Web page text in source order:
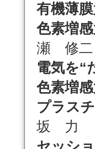
有機薄
色素増
瀬 修二
電気を“
色素増
プラス
坂 力